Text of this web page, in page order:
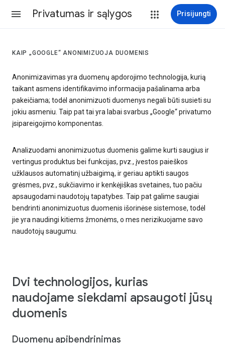
Privatumas ir sąlygos Prisijungti
KAIP „GOOGLE“ ANONIMIZUOJA DUOMENIS
Anonimizavimas yra duomenų apdorojimo technologija, kurią
taikant asmens identifikavimo informacija pašalinama arba
pakeičiama; todėl anonimizuoti duomenys negali būti susieti su
jokiu asmeniu. Taip pat tai yra labai svarbus „Google“ privatumo
įsipareigojimo komponentas.
Analizuodami anonimizuotus duomenis galime kurti saugius ir
vertingus produktus bei funkcijas, pvz., įvestos paieškos
užklausos automatinį užbaigimą, ir geriau aptikti saugos
grėsmes, pvz., sukčiavimo ir kenkėjiškas svetaines, tuo pačiu
apsaugodami naudotojų tapatybes. Taip pat galime saugiai
bendrinti anonimizuotus duomenis išorinėse sistemose, todėl
jie yra naudingi kitiems žmonėms, o mes nerizikuojame savo
naudotojų saugumu.
Dvi technologijos, kurias
naudojame siekdami apsaugoti jūsų
duomenis
Duomenų apibendrinimas